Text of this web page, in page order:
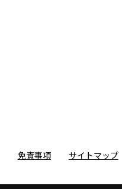
免責事項 サイトマップ